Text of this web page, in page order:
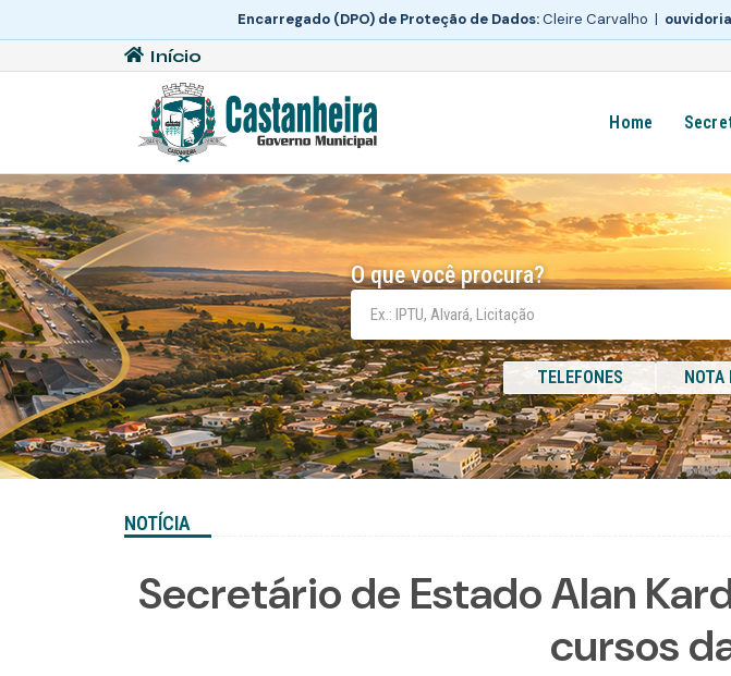
Encarregado (DPO) de Proteção de Dados:Cleire Carvalho |
Início
Home
O que você procura?
TELEFONES NOTA
NOTÍCIA
Secretário de Estado Alan
cursos